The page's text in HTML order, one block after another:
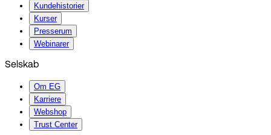
Kundehistorier
Kurser
Presserum
Webinarer
Selskab
Om EG
Karriere
Webshop
Trust Center